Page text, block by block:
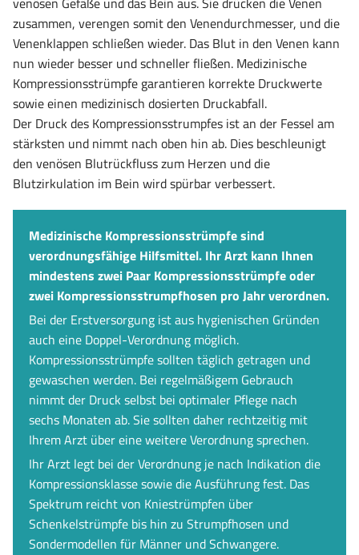
zusammen, verengen somit den Venendurchmesser, und die
Venenklappen schließen wieder. Das Blut in den Venen kann
nun wieder besser und schneller fließen. Medizinische
Kompressionsstrümpfe garantieren korrekte Druckwerte
sowie einen medizinisch dosierten Druckabfall.
Der Druck des Kompressionsstrumpfes ist an der Fessel am
stärksten und nimmt nach oben hin ab. Dies beschleunigt
den venösen Blutrückfluss zum Herzen und die
Blutzirkulation im Bein wird spürbar verbessert.
Medizinische Kompressionsstrümpfe sind
verordnungsfähige Hilfsmittel. Ihr Arzt kann Ihnen
mindestens zwei Paar Kompressionsstrümpfe oder
zwei Kompressionsstrumpfhosen pro Jahr verordnen.
Bei der Erstversorgung ist aus hygienischen Gründen
auch eine Doppel-Verordnung möglich.
Kompressionsstrümpfe sollten täglich getragen und
gewaschen werden. Bei regelmäßigem Gebrauch
nimmt der Druck selbst bei optimaler Pflege nach
sechs Monaten ab. Sie sollten daher rechtzeitig mit
Ihrem Arzt über eine weitere Verordnung sprechen.
Ihr Arzt legt bei der Verordnung je nach Indikation die
Kompressionsklasse sowie die Ausführung fest. Das
Spektrum reicht von Kniestrümpfen über
Schenkelstrümpfe bis hin zu Strumpfhosen und
Sondermodellen für Männer und Schwangere.